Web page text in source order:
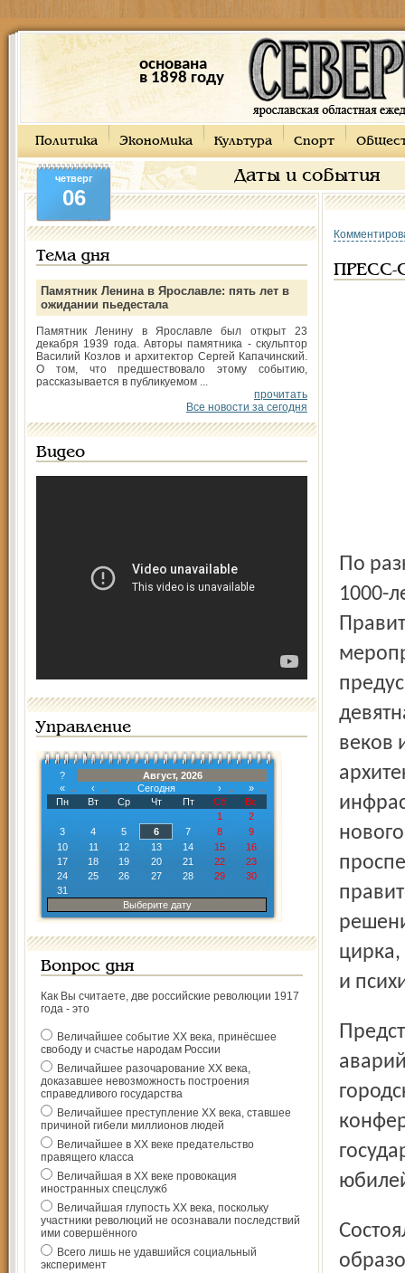
основана
в 1898 году
Политика Экономика Культура Спорт
Даты и события
четверг
06
Тема дня
Памятник Ленина в Ярославле: пять лет в
ожидании пьедестала
Памятник Ленину в Ярославле был открыт 23
декабря 1939 года. Авторы памятника - скульптор
Василий Козлов и архитектор Сергей Капачинский.
О том, что предшествовало этому событию,
рассказывается в публикуемом ...
прочитать
Все новости за сегодня
Видео
Управление
?
Август, 2026
«
‹ Сегодня ›
»
Пн
Вт Ср Чт Пт Сб
Вс
1
2
3
4 5 6 7 8
9
10
11 12 13 14 15
16
17
18 19 20 21 22
23
24
25 26 27 28 29
30
31
Выберите дату
Вопрос дня
Как Вы считаете, две российские революции 1917
года - это
Величайшее событие ХХ века, принёсшее
свободу и счастье народам России
Величайшее разочарование ХХ века,
доказавшее невозможность построения
справедливого государства
Величайшее преступление ХХ века, ставшее
причиной гибели миллионов людей
Величайшее в ХХ веке предательство
правящего класса
Величайшая в ХХ веке провокация
иностранных спецслужб
Величайшая глупость ХХ века, поскольку
участники революций не осознавали последствий
ими совершённого
Всего лишь не удавшийся социальный
эксперимент
По разным направлениям идет подготовка Ярославля к
1000-
веков
цирка,
и
Предстоит большая работа по расселению ветхого и
Состоялось заседание комиссии по вопросам культуры,